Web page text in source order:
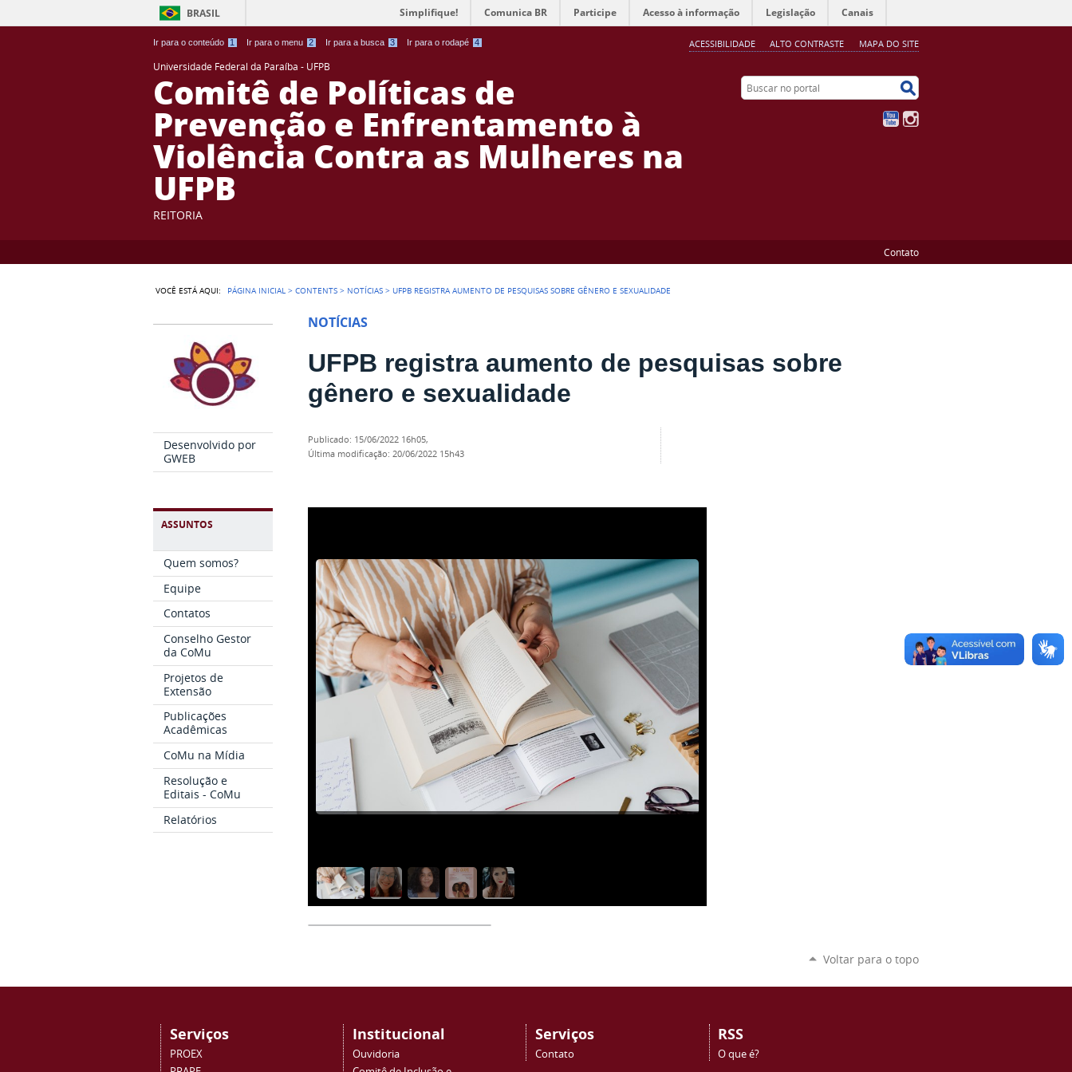
Ir para o conteúdo 1 Ir para o menu 2 Ir para a busca 3 Ir para o rodapé 4 ACESSIBILIDADE ALTO CONTRASTE MAPA DO SITE
BRASIL Simplifique! Comunica BR Participe Acesso à informação Legislação Canais
Universidade Federal da Paraíba - UFPB
Comitê de Políticas de
Prevenção e Enfrentamento à
Violência Contra as Mulheres na
UFPB
REITORIA
Buscar no portal
YouTube
Contato
VOCÊ ESTÁ AQUI: PÁGINA INICIAL >CONTENTS > NOTÍCIAS > UFPB REGISTRA AUMENTO DE PESQUISAS SOBRE GÊNERO E SEXUALIDADE
Desenvolvido por
GWEB
ASSUNTOS
Quem somos?
Equipe
Contatos
Conselho Gestor
da CoMu
Projetos de
Extensão
Publicações
Acadêmicas
CoMu na Mídia
Resolução e
Editais - CoMu
Relatórios
NOTÍCIAS
UFPB registra aumento de pesquisas sobre
gênero e sexualidade
publicado: 15/06/2022 16h05,
última modificação:20/06/2022 15h43
Voltar para o topo
Serviços
PROEX
Institucional
Ouvidoria
Serviços
Contato
RSS
O que é?